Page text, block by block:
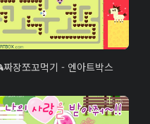
짜장쪼꼬먹기 - 엔아트박스